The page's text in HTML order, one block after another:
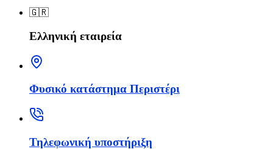
🇬🇷
Ελληνική εταιρεία
Φυσικό κατάστημα Περιστέρι
Τηλεφωνική υποστήριξη